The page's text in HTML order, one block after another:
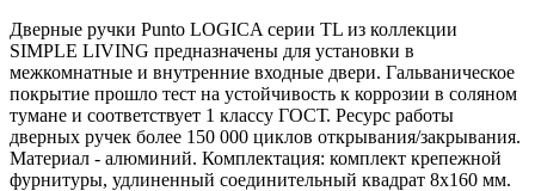
Дверные ручки Punto LOGICA серии TL из коллекции
SIMPLE LIVING предназначены для установки в
межкомнатные и внутренние входные двери. Гальваническое
покрытие прошло тест на устойчивость к коррозии в соляном
тумане и соответствует 1 классу ГОСТ. Ресурс работы
дверных ручек более 150 000 циклов открывания/закрывания.
Материал - алюминий. Комплектация: комплект крепежной
фурнитуры, удлиненный соединительный квадрат 8x160 мм.